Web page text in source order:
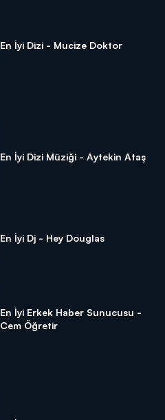
En İyi Dizi - Mucize Doktor
En İyi Dizi Müziği - Aytekin Ataş
En İyi Dj - Hey Douglas
En İyi Erkek Haber Sunucusu -
Cem Öğretir